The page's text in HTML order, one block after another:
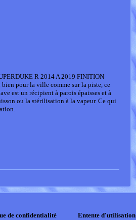
R 2014 A 2019 FINITION
pour la ville comme sur la piste, ce
est un récipient à parois épaisses et à
ou la stérilisation à la vapeur. Ce qui
de confidentialité Entente d'utilisation